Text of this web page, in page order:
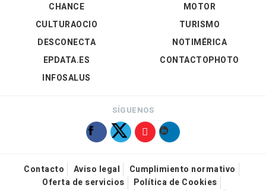
CHANCE
CULTURAOCIO
DESCONECTA
EPDATA.ES
INFOSALUS
MOTOR
TURISMO
NOTIMÉRICA
CONTACTOPHOTO
SÍGUENOS
Contacto Aviso legal
Cumplimiento normativo
Oferta de servicios
Política de Cookies